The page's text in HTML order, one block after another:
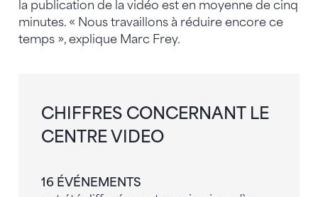
la publication de la vidéo est en moyenne de cinq
minutes. « Nous travaillons à réduire encore ce
temps », explique Marc Frey.
CHIFFRES CONCERNANT LE
CENTRE VIDEO
16 ÉVÉNEMENTS